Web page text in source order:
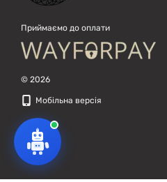
Приймаємо до оплати
© 2026
Мобільна версія